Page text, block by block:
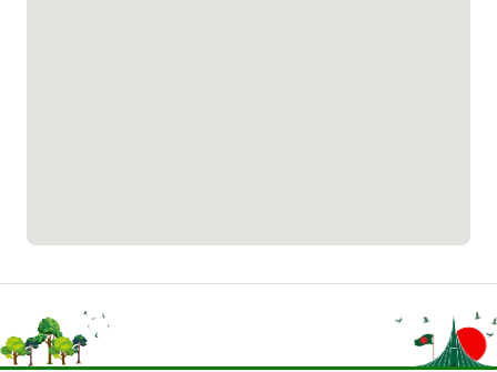
জরুরী অভ্যন্তরীণ নৌ-পরিবহন হটলাইন
১৬৪৪৫